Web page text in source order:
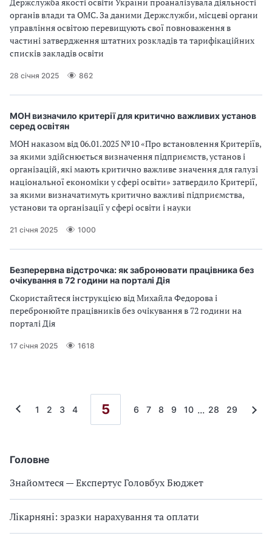
Головне
Знайомтеся — Експертус Головбух Бюджет
Лікарняні: зразки нарахування та оплати
органів влади та ОМС. За даними Держслужби, місцеві органи
управління освітою перевищують свої повноваження в
частині затвердження штатних розкладів та тарифікаційних
списків закладів освіти
28 січня 2025 862
МОН визначило критерії для критично важливих установ
серед освітян
МОН наказом від 06.01.2025 №10 «Про встановлення Критеріїв,
за якими здійснюється визначення підприємств, установ і
організацій, які мають критично важливе значення для галузі
національної економіки у сфері освіти» затвердило Критерії,
за якими визначатимуть критично важливі підприємства,
установи та організації у сфері освіти і науки
21 січня 2025 1000
Безперервна відстрочка: як забронювати працівника без
очікування в 72 години на порталі Дія
Скористайтеся інструкцією від Михайла Федорова і
перебронюйте працівників без очікування в 72 години на
порталі Дія
17 січня 2025 1618
1 2 3 4 5 6 7 8 9 10 ... 28 29